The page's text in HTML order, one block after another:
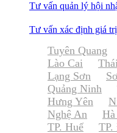
Tư vấn quản lý hội
Tư vấn xác định giá
Tuyên Quang
Lào Cai
Lạng Sơn
Quảng Ninh
Hưng Yên
Nghệ An
TP. Huế
TP.